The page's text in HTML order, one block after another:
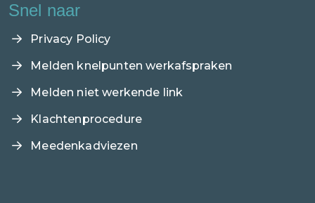
Snel naar
Privacy Policy
Melden knelpunten werkafspraken
Melden niet werkende link
Klachtenprocedure
Meedenkadviezen